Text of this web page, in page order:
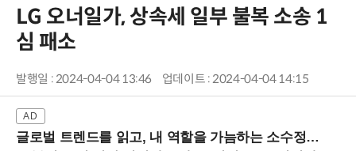
LG 오너일가, 상속세 일부 불복 소송 1
심 패소
발행일 : 2024-04-04 13:46 업데이트 : 2024-04-04 14:15
글로벌 트렌드를 읽고, 내 역할을 가늠하는 소수정예 실습 워크숍 (8/28 신논현역)